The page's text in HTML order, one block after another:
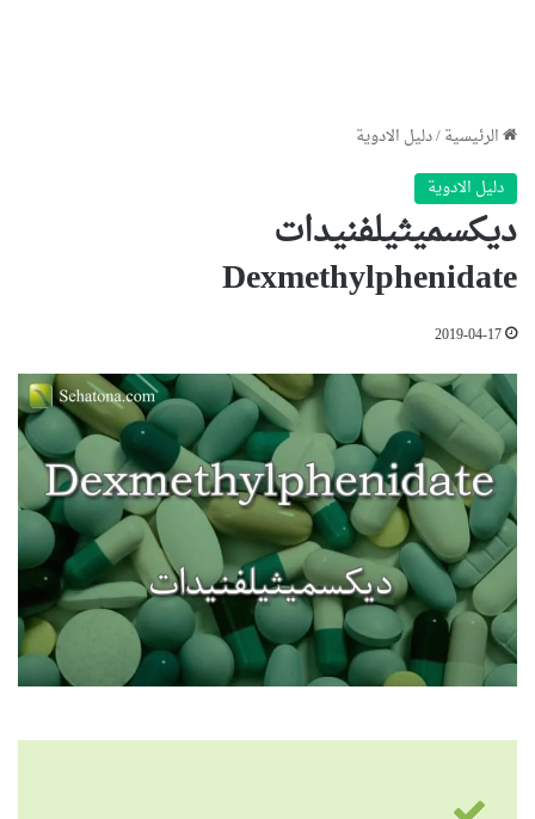
الرئيسية/دليل الادوية
دليل الادوية
ديكسميثيلفنيدات
Dexmethylphenidate
2019-04-17